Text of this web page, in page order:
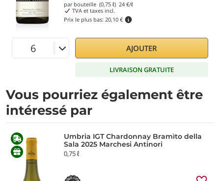
par bouteille (0,75 ℓ) 24 €/ℓ
TVA et taxes incl.
Prix le plus bas: 20,10 €
AJOUTER
LIVRAISON GRATUITE
Vous pourriez également être
intéressé par
Umbria IGT Chardonnay Bramìto della
Sala 2025 Marchesi Antinori
0,75 ℓ